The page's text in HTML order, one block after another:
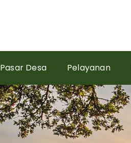
Pasar Desa Pelayanan